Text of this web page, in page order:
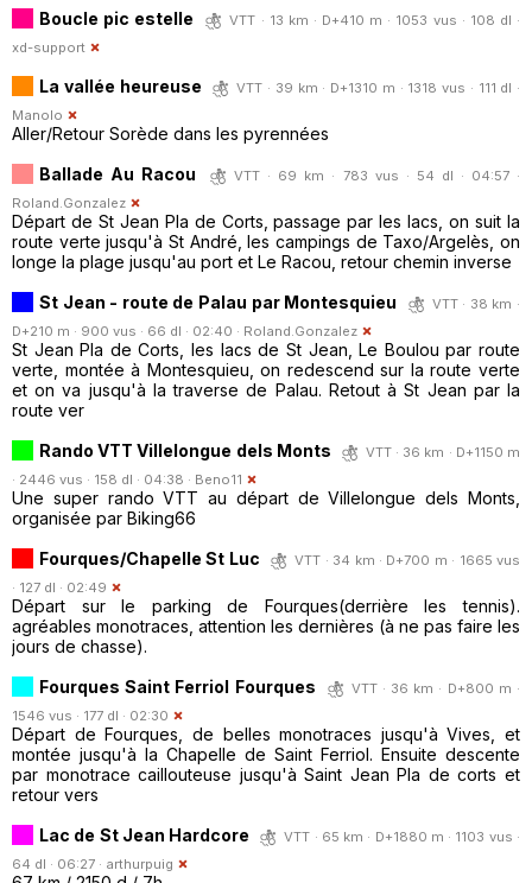
Boucle pic estelle
VTT · 13 km · D+410 m · 1053 vus · 108 dl ·
xd-support
La vallée heureuse
VTT · 39 km · D+1310 m · 1318 vus · 111 dl ·
Manolo
Aller/Retour Sorède dans les pyrennées
Ballade Au Racou
VTT · 69 km · 783 vus · 54 dl · 04:57 ·
Roland.Gonzalez
Départ de St Jean Pla de Corts, passage par les lacs, on suit la
route verte jusqu'à St André, les campings de Taxo/Argelès, on
longe la plage jusqu'au port et Le Racou, retour chemin inverse
St Jean - route de Palau par Montesquieu
VTT · 38 km ·
D+210 m · 900 vus · 66 dl · 02:40 · Roland.Gonzalez
St Jean Pla de Corts, les lacs de St Jean, Le Boulou par route
verte, montée à Montesquieu, on redescend sur la route verte
et on va jusqu'à la traverse de Palau. Retout à St Jean par la
route ver
Rando VTT Villelongue dels Monts
VTT · 36 km · D+1150 m
· 2446 vus · 158 dl · 04:38 · Beno11
Une super rando VTT au départ de Villelongue dels Monts,
organisée par Biking66
Fourques/Chapelle St Luc
VTT · 34 km · D+700 m · 1665 vus
· 127 dl · 02:49
Départ sur le parking de Fourques(derrière les tennis).
agréables monotraces, attention les dernières (à ne pas faire les
jours de chasse).
Fourques Saint Ferriol Fourques
VTT · 36 km · D+800 m ·
1546 vus · 177 dl · 02:30
Départ de Fourques, de belles monotraces jusqu'à Vives, et
montée jusqu'à la Chapelle de Saint Ferriol. Ensuite descente
par monotrace caillouteuse jusqu'à Saint Jean Pla de corts et
retour vers
Lac de St Jean Hardcore
VTT · 65 km · D+1880 m · 1103 vus ·
64 dl · 06:27 · arthurpuig